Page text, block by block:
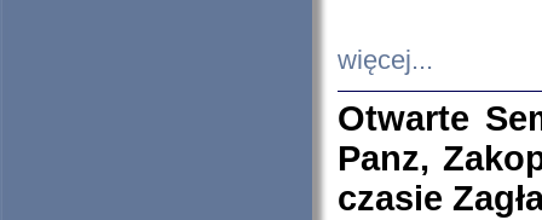
więcej...
Otwarte
Panz,
czasie